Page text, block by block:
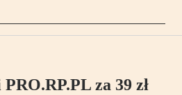
za 39 zł